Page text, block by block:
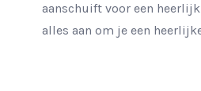
aanschuift voor een
alles aan om je een